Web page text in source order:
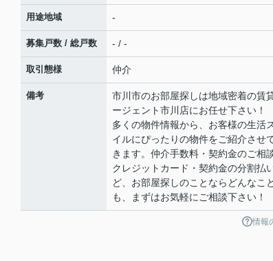
用途地域 -
募集戸数 / 総戸数 - / -
取引態様 仲介
備考
市川市のお部屋探しは地域密着の賃
ージェント市川店にお任せ下さい
多くの物件情報から、お客様の生活
イルにぴったりの物件をご紹介させ
きます。仲介手数料・契約金のご相
クレジットカード・契約金の分割払
ど、お部屋探しのことならどんなこ
も、まずはお気軽にご相談下さい！
情報